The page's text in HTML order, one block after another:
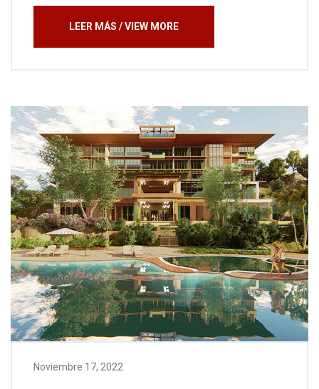
LEER MÁS / VIEW MORE
Noviembre 17, 2022